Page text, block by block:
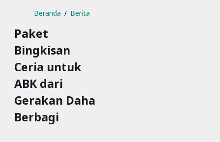
Beranda Berita
Paket
Bingkisan
Ceria untuk
ABK dari
Gerakan Daha
Berbagi